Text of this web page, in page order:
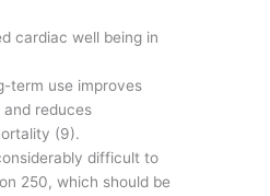
cardiac well being in
term use improves
reduces
(9).
difficult to
250, which should be